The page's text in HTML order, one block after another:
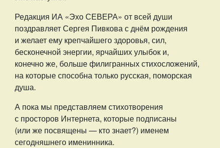
Редакция ИА «Эхо СЕВЕРА» от всей души
поздравляет Сергея Пивкова с днём рождения
и желает ему крепчайшего здоровья, сил,
бесконечной энергии, ярчайших улыбок и,
конечно же, больше филигранных стихосложений,
на которые способна только русская, поморская
душа.
А пока мы представляем стихотворения
с просторов Интернета, которые подписаны
(или же посвящены — кто знает?) именем
сегодняшнего именинника.